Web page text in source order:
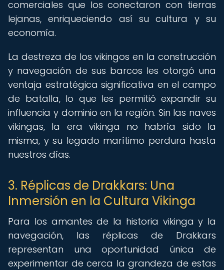
comerciales que los conectaron con tierras
lejanas, enriqueciendo así su cultura y su
economía.
La destreza de los vikingos en la construcción
y navegación de sus barcos les otorgó una
ventaja estratégica significativa en el campo
de batalla, lo que les permitió expandir su
influencia y dominio en la región. Sin las naves
vikingas, la era vikinga no habría sido la
misma, y su legado marítimo perdura hasta
nuestros días.
3. Réplicas de Drakkars: Una
Inmersión en la Cultura Vikinga
Para los amantes de la historia vikinga y la
navegación, las réplicas de Drakkars
representan una oportunidad única de
experimentar de cerca la grandeza de estas